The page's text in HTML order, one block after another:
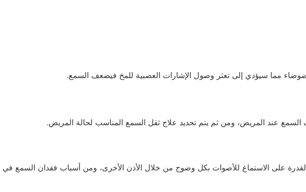
مما سيؤدي إلى تعثر وصول الإشارات العصبية للمخ فيضعف السمع.
عند المريض، ومن ثم يتم تحديد علاج ثقل السمع المناسب لحالة المريض.
على الاستماع للأصوات بكل وضوح من خلال الأذن الأخرى، ومن أسباب فقدان السمع في